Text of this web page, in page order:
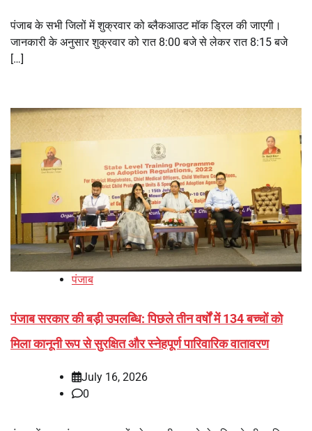
पंजाब के सभी जिलों में शुक्रवार को ब्लैकआउट मॉक ड्रिल की जाएगी।
जानकारी के अनुसार शुक्रवार को रात 8:00 बजे से लेकर रात 8:15 बजे
[…]
पंजाब
पंजाब सरकार की बड़ी उपलब्धि: पिछले तीन वर्षों में 134 बच्चों को
मिला कानूनी रूप से सुरक्षित और स्नेहपूर्ण पारिवारिक वातावरण
July 16, 2026
0